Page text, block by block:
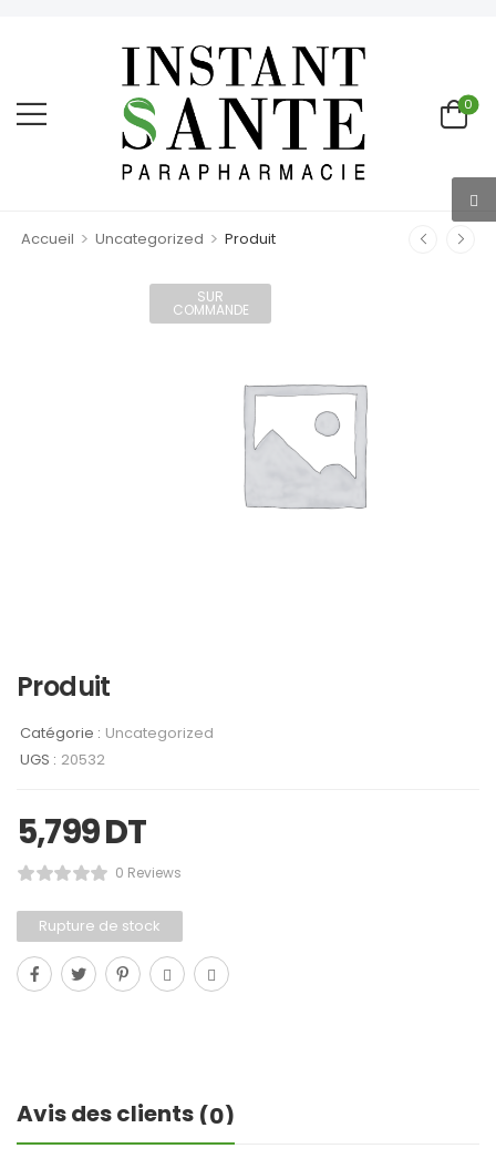
0
Accueil > Uncategorized > Produit
SUR
COMMANDE
Produit
Catégorie : Uncategorized
UGS : 20532
5,799DT
0 Reviews
Rupture de stock
Avis des clients (0)